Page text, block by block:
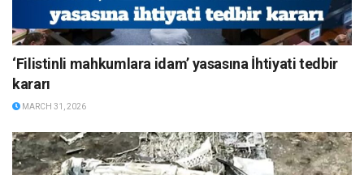
‘Filistinli mahkumlara idam’ yasasına İhtiyati tedbir
kararı
MARCH 31, 2026